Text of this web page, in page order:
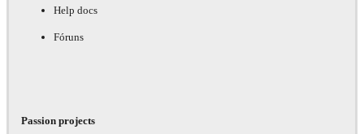
Help docs
Fóruns
Passion projects